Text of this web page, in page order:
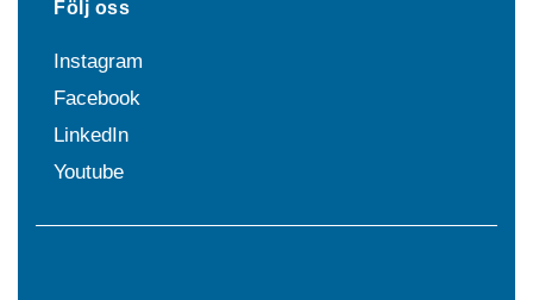
Följ oss
Instagram
Facebook
LinkedIn
Youtube